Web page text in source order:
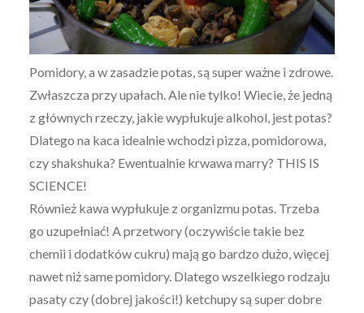
Pomidory, a w zasadzie potas, są super ważne i zdrowe.
Zwłaszcza przy upałach. Ale nie tylko! Wiecie, że jedną
z głównych rzeczy, jakie wypłukuje alkohol, jest potas?
Dlatego na kaca idealnie wchodzi pizza, pomidorowa,
czy shakshuka? Ewentualnie krwawa marry? THIS IS
SCIENCE!
Również kawa wypłukuje z organizmu potas. Trzeba
go uzupełniać! A przetwory (oczywiście takie bez
chemii i dodatków cukru) mają go bardzo dużo, więcej
nawet niż same pomidory. Dlatego wszelkiego rodzaju
pasaty czy (dobrej jakości!) ketchupy są super dobre